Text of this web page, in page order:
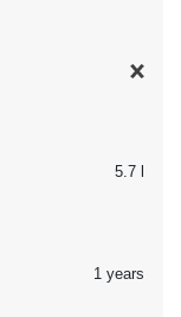
5.7 l
1 years